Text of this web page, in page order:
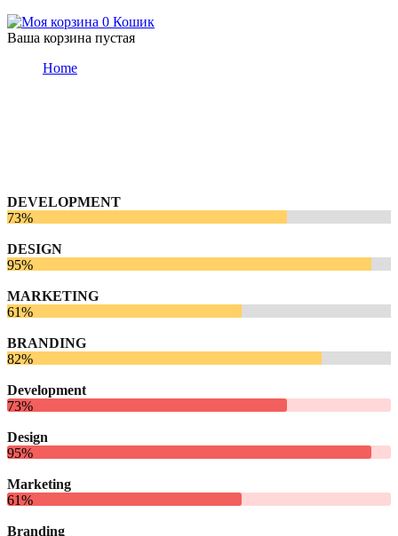
0 Кошик
Ваша корзина пустая
Home
DEVELOPMENT
73%
DESIGN
95%
MARKETING
61%
BRANDING
82%
Development
73%
Design
95%
Marketing
61%
Branding